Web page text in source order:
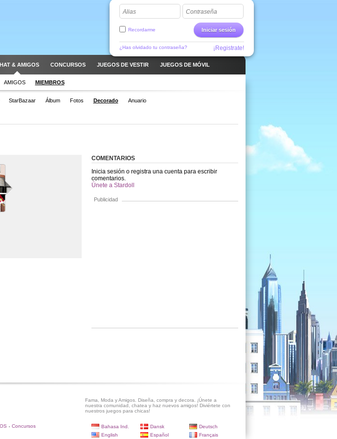
Alias Contraseña
Iniciar sesión
Recordarme
¿Has olvidado tu contraseña? ¡Registrate!
& AMIGOS CONCURSOS JUEGOS DE VESTIR JUEGOS DE MÓVIL
AMIGOS MIEMBROS
StarBazaar Álbum Fotos Decorado Anuario
COMENTARIOS
Inicia sesión o registra una cuenta para escribir
comentarios.
Únete a Stardoll
Publicidad
Fama, Moda y Amigos. Diseña, compra y decora. ¡Únete a
nuestra comunidad, chatea y haz nuevos amigos! Diviértete con
nuestros juegos para chicas!
• Concursos Bahasa Ind. Dansk
Deutsch
English
Español Français